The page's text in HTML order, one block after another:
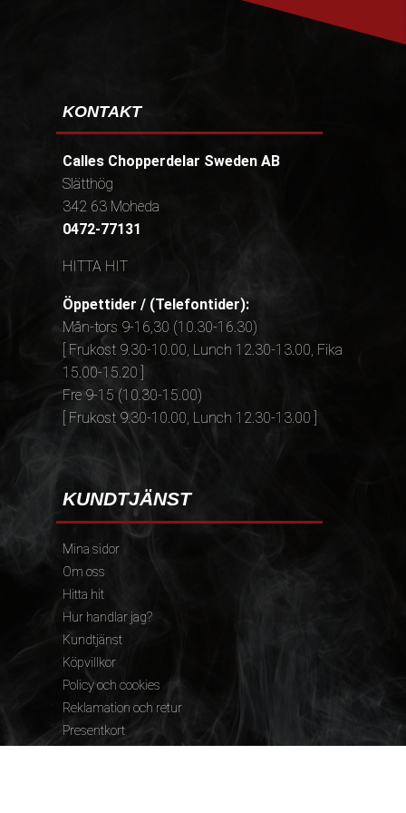
KONTAKT
Calles Chopperdelar Sweden AB
Slätthög
342 63 Moheda
0472-77131
HITTA HIT
Öppettider / (Telefontider):
Mån-tors 9-16,30 (10.30-16.30)
[ Frukost 9.30-10.00, Lunch 12.30-13.00, Fika
15.00-15.20 ]
Fre 9-15 (10.30-15.00)
[ Frukost 9.30-10.00, Lunch 12.30-13.00 ]
KUNDTJÄNST
Mina sidor
Om oss
Hitta hit
Hur handlar jag?
Kundtjänst
Köpvillkor
Policy och cookies
Reklamation och retur
Presentkort